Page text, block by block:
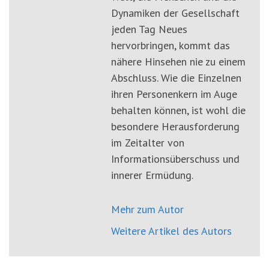
Dynamiken der Gesellschaft
jeden Tag Neues
hervorbringen, kommt das
nähere Hinsehen nie zu einem
Abschluss. Wie die Einzelnen
ihren Personenkern im Auge
behalten können, ist wohl die
besondere Herausforderung
im Zeitalter von
Informationsüberschuss und
innerer Ermüdung.
Mehr zum Autor
Weitere Artikel des Autors